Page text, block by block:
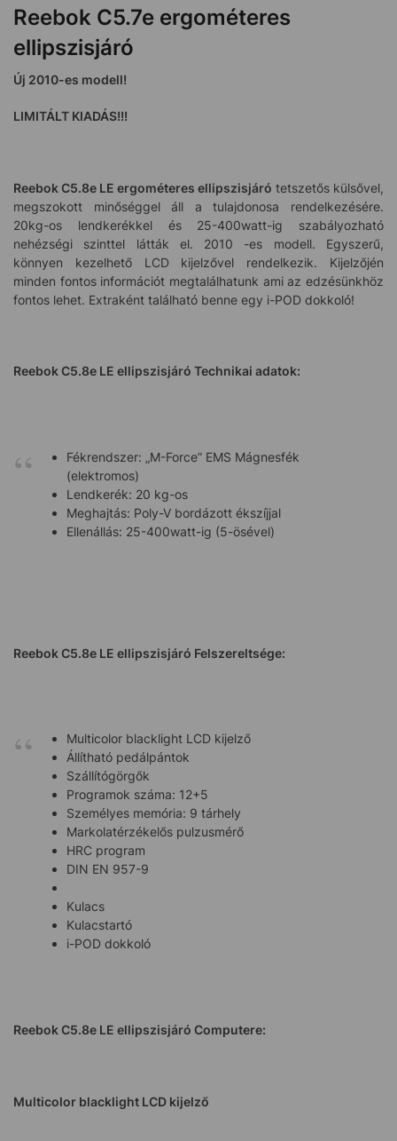
Reebok C5.7e ergométeres
ellipszisjáró
Új 2010-es modell!
LIMITÁLT KIADÁS!!!
Reebok C5.8e LE ergométeres ellipszisjáró tetszetős külsővel,
megszokott minőséggel áll a tulajdonosa rendelkezésére.
20kg-os lendkerékkel és 25-400watt-ig szabályozható
nehézségi szinttel látták el. 2010 -es modell. Egyszerű,
könnyen kezelhető LCD kijelzővel rendelkezik. Kijelzőjén
minden fontos információt megtalálhatunk ami az edzésünkhöz
fontos lehet. Extraként található benne egy i-POD dokkoló!
Reebok C5.8e LE ellipszisjáró Technikai adatok:
Fékrendszer: „M-Force” EMS Mágnesfék
(elektromos)
Lendkerék: 20 kg-os
Meghajtás: Poly-V bordázott ékszíjjal
Ellenállás: 25-400watt-ig (5-ösével)
Reebok C5.8e LE ellipszisjáró Felszereltsége:
Multicolor blacklight LCD kijelző
Állítható pedálpántok
Szállítógörgők
Programok száma: 12+5
Személyes memória: 9 tárhely
Markolatérzékelős pulzusmérő
HRC program
DIN EN 957-9
Kulacs
Kulacstartó
i-POD dokkoló
Reebok C5.8e LE ellipszisjáró Computere:
Multicolor blacklight LCD kijelző